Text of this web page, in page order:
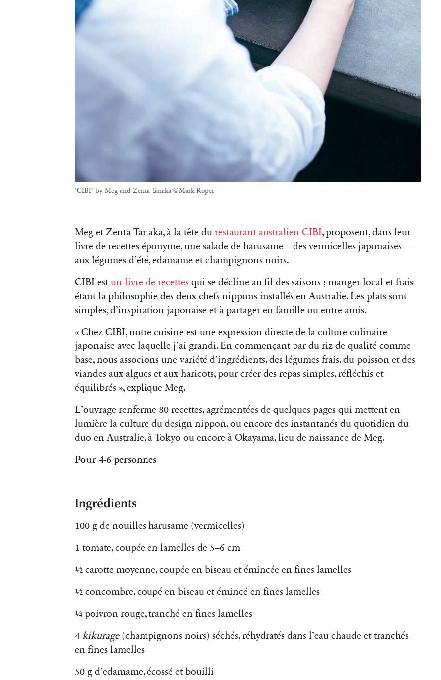
‘CIBI’ by Meg and Zenta Tanaka ©Mark Roper
Meg et Zenta Tanaka, à la tête du restaurant australien CIBI, proposent, dans leur
livre de recettes éponyme, une salade de harusame – des vermicelles japonaises –
aux légumes d’été, edamame et champignons noirs.
CIBI est un livre de recettes qui se décline au fil des saisons ; manger local et frais
étant la philosophie des deux chefs nippons installés en Australie. Les plats sont
simples, d’inspiration japonaise et à partager en famille ou entre amis.
« Chez CIBI, notre cuisine est une expression directe de la culture culinaire
japonaise avec laquelle j’ai grandi. En commençant par du riz de qualité comme
base, nous associons une variété d’ingrédients, des légumes frais, du poisson et des
viandes aux algues et aux haricots, pour créer des repas simples, réfléchis et
équilibrés », explique Meg.
L’ouvrage renferme 80 recettes, agrémentées de quelques pages qui mettent en
lumière la culture du design nippon, ou encore des instantanés du quotidien du
duo en Australie, à Tokyo ou encore à Okayama, lieu de naissance de Meg.
Pour 4-6 personnes
Ingrédients
100 g de nouilles harusame (vermicelles)
1 tomate, coupée en lamelles de 5–6 cm
½ carotte moyenne, coupée en biseau et émincée en fines lamelles
½ concombre, coupé en biseau et émincé en fines lamelles
¼ poivron rouge, tranché en fines lamelles
4 kikurage(champignons noirs) séchés, réhydratés dans l’eau chaude et tranchés
en fines lamelles
50 g d’edamame, écossé et bouilli